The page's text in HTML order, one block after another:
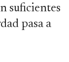
suficientes
pasa a